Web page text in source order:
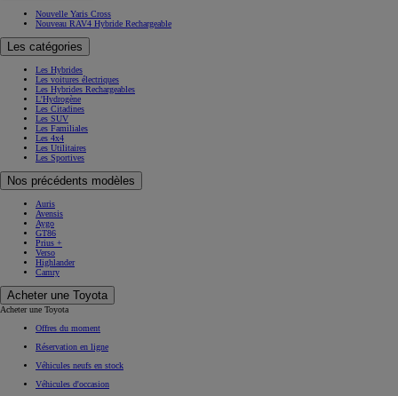
Nouvelle Yaris Cross
Nouveau RAV4 Hybride Rechargeable
Les catégories
Les Hybrides
Les voitures électriques
Les Hybrides Rechargeables
L'Hydrogène
Les Citadines
Les SUV
Les Familiales
Les 4x4
Les Utilitaires
Les Sportives
Nos précédents modèles
Auris
Avensis
Aygo
GT86
Prius +
Verso
Highlander
Camry
Acheter une Toyota
Acheter une Toyota
Offres du moment
Réservation en ligne
Véhicules neufs en stock
Véhicules d'occasion